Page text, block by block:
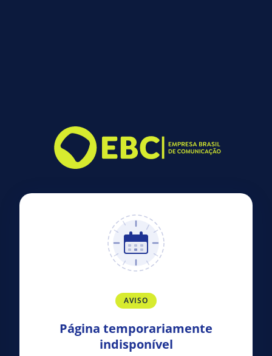
AVISO
Página temporariamente
indisponível